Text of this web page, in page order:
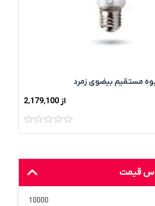
مستقیم بیضوی زمرد
از 2٬179٬100
قیمت
10000